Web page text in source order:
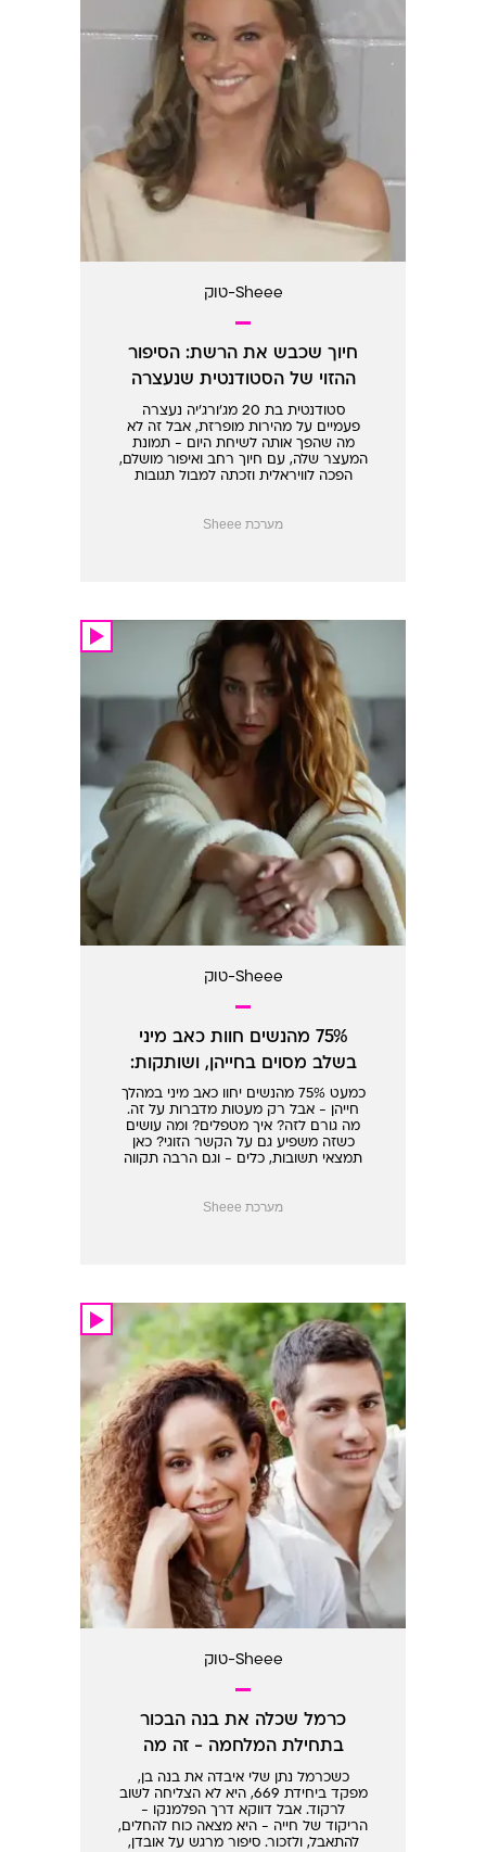
Sheee-טוק
חיוך שכבש את הרשת: הסיפור
ההזוי של הסטודנטית שנעצרה
סטודנטית בת 20 מג'ורג'יה נעצרה
פעמיים על מהירות מופרזת, אבל זה לא
מה שהפך אותה לשיחת היום - תמונת
המעצר שלה, עם חיוך רחב ואיפור מושלם,
הפכה לוויראלית וזכתה למבול תגובות
מערכת Sheee
Sheee-טוק
75% מהנשים חוות כאב מיני
בשלב מסוים בחייהן, ושותקות:
למה?
כמעט 75% מהנשים יחוו כאב מיני במהלך
חייהן - אבל רק מעטות מדברות על זה.
מה גורם לזה? איך מטפלים? ומה עושים
כשזה משפיע גם על הקשר הזוגי? כאן
תמצאי תשובות, כלים - וגם הרבה תקווה
מערכת Sheee
Sheee-טוק
כרמל שכלה את בנה הבכור
בתחילת המלחמה - זה מה
שהציל את חייה
כשכרמל נתן שלי איבדה את בנה בן,
מפקד ביחידת 669, היא לא הצליחה לשוב
לרקוד. אבל דווקא דרך הפלמנקו -
הריקוד של חייה - היא מצאה כוח להחלים,
להתאבל, ולזכור. סיפור מרגש על אובדן,